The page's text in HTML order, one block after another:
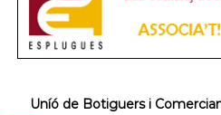
Uníó de Botiguers i